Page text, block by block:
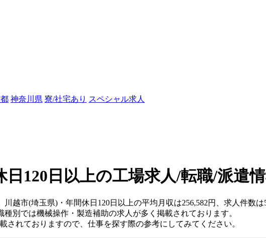
神奈川県 寮/社宅あり スペシャル求人
日120日以上の工場求人/転職/派遣
越市(埼玉県)・年間休日120日以上の平均月収は256,582円、求人件数は
別では機械操作・製造補助の求人が多く掲載されております。
されておりますので、仕事を探す際の参考にしてみてください。